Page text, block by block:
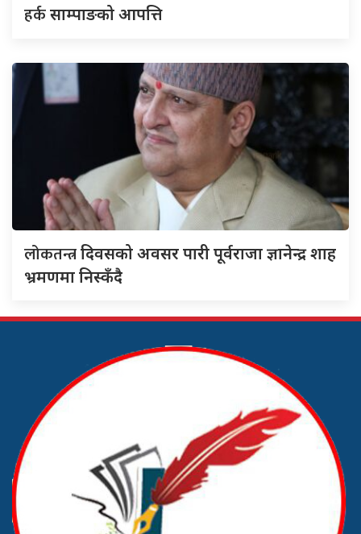
हर्कसाम्पाङको आपत्ति
लोकतन्त्रदिवसको अवसर पारी पूर्वराजा ज्ञानेन्द्र शाह
भ्रमणमा निस्कँदै